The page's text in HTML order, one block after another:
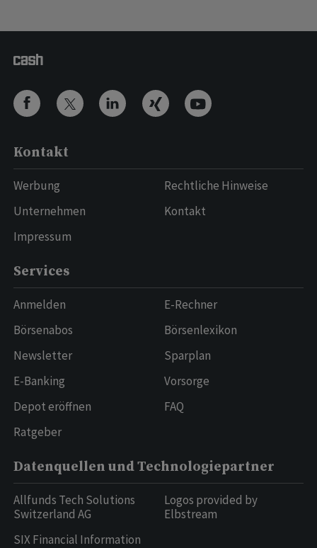
Kontakt
Werbung
Unternehmen
Impressum
Rechtliche Hinweise
Kontakt
Services
Anmelden
Börsenabos
Newsletter
E-Banking
Depot eröffnen
Ratgeber
E-Rechner
Börsenlexikon
Sparplan
Vorsorge
FAQ
Datenquellen und Technologiepartner
Allfunds Tech Solutions
Switzerland AG
SIX Financial Information
Logos provided by
Elbstream